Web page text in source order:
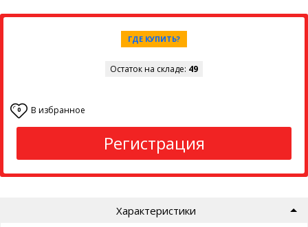
ГДЕ КУПИТЬ?
Остаток на складе: 49
0 В избранное
Регистрация
Характеристики